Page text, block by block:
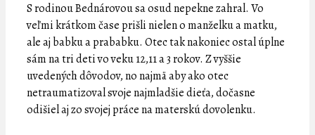
S rodinou Bednárovou sa osud nepekne zahral. Vo
veľmi krátkom čase prišli nielen o manželku a matku,
ale aj babku a prababku. Otec tak nakoniec ostal úplne
sám na tri deti vo veku 12,11 a 3 rokov. Z vyššie
uvedených dôvodov, no najmä aby ako otec
netraumatizoval svoje najmladšie dieťa, dočasne
odišiel aj zo svojej práce na materskú dovolenku.